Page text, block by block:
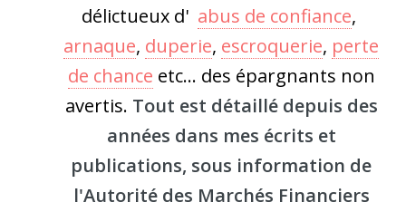
délictueux d' abus de confiance,
arnaque, duperie, escroquerie, perte
de chance etc... des épargnants non
avertis. Tout est détaillé depuis des
années dans mes écrits et
publications, sous information de
l'Autorité des Marchés Financiers